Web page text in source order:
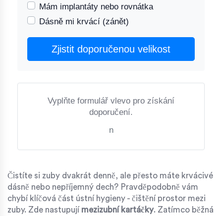
Mám implantáty nebo rovnátka
Dásně mi krvácí (zánět)
Zjistit doporučenou velikost
Vyplňte formulář vlevo pro získání
doporučení.
n
Čistíte si zuby dvakrát denně, ale přesto máte krvácivé
dásně nebo nepříjemný dech? Pravděpodobně vám
chybí klíčová část ústní hygieny - čištění prostor mezi
zuby. Zde nastupují mezizubní kartáčky. Zatímco běžná